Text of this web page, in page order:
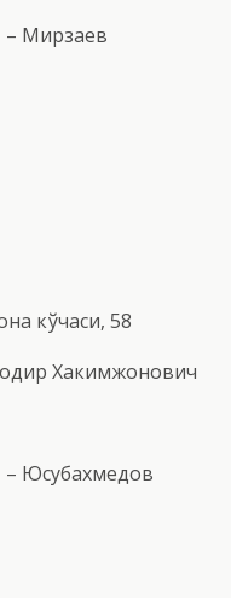
– Мирзаев
кўчаси, 58
Хакимжонович
– Юсубахмедов